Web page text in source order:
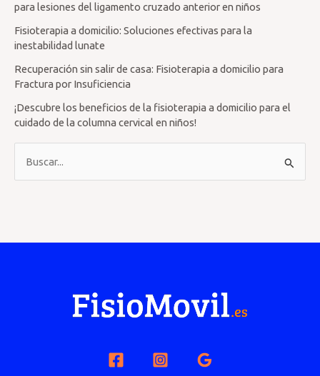
para lesiones del ligamento cruzado anterior en niños
Fisioterapia a domicilio: Soluciones efectivas para la
inestabilidad lunate
Recuperación sin salir de casa: Fisioterapia a domicilio para
Fractura por Insuficiencia
¡Descubre los beneficios de la fisioterapia a domicilio para el
cuidado de la columna cervical en niños!